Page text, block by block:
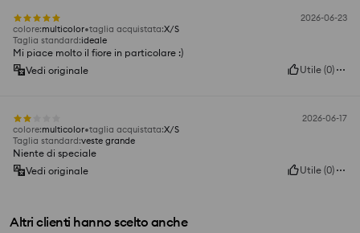
2026-06-23
colore:multicolor taglia acquistata:X/S
Taglia standard:ideale
Mi piace molto il fiore in particolare :)
Vedi originale
Utile (0)
2026-06-17
colore:multicolor taglia acquistata:X/S
Taglia standard:veste grande
Niente di speciale
Vedi originale
Utile (0)
Altri clienti hanno scelto anche